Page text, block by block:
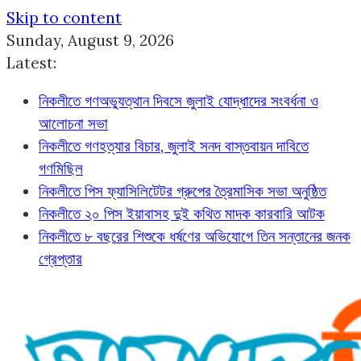
Skip to content
Sunday, August 9, 2026
Latest:
নিকলীতে গণঅভ্যুত্থান দিবসে জুলাই যোদ্ধাদের সংবর্ধনা ও
আলোচনা সভা
নিকলীতে গণহত্যার বিচার, জুলাই সনদ বাস্তবায়ন দাবিতে
গণমিছিল
নিকলীতে পিস ফ্যাসিলিটেটর গ্রুপের ত্রৈমাসিক সভা অনুষ্ঠিত
নিকলীতে ২০ পিস ইয়াবাসহ দুই কথিত মাদক কারবারি আটক
নিকলীতে ৮ বছরের শিশুকে ধর্ষণের অভিযোগে তিন সন্তানের জনক
গ্রেপ্তার